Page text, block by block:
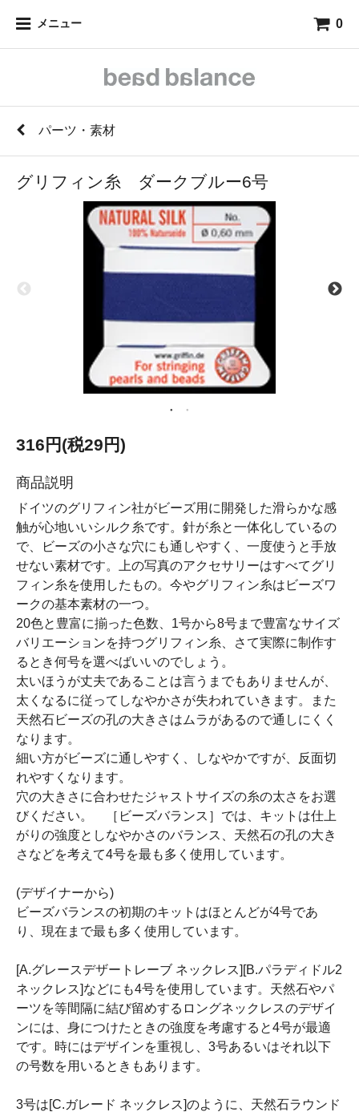
メニュー 0
パーツ・素材
グリフィン糸 ダークブルー6号
316円(税29円)
商品説明
ドイツのグリフィン社がビーズ用に開発した滑らかな感
触が心地いいシルク糸です。針が糸と一体化しているの
で、ビーズの小さな穴にも通しやすく、一度使うと手放
せない素材です。上の写真のアクセサリーはすべてグリ
フィン糸を使用したもの。今やグリフィン糸はビーズワ
ークの基本素材の一つ。
20色と豊富に揃った色数、1号から8号まで豊富なサイズ
バリエーションを持つグリフィン糸、さて実際に制作す
るとき何号を選べばいいのでしょう。
太いほうが丈夫であることは言うまでもありませんが、
太くなるに従ってしなやかさが失われていきます。また
天然石ビーズの孔の大きさはムラがあるので通しにくく
なります。
細い方がビーズに通しやすく、しなやかですが、反面切
れやすくなります。
穴の大きさに合わせたジャストサイズの糸の太さをお選
びください。 ［ビーズバランス］では、キットは仕上
がりの強度としなやかさのバランス、天然石の孔の大き
さなどを考えて4号を最も多く使用しています。
(デザイナーから)
ビーズバランスの初期のキットはほとんどが4号であ
り、現在まで最も多く使用しています。
[A.グレースデザートレーブ ネックレス][B.パラディドル2
ネックレス]などにも4号を使用しています。天然石やパ
ーツを等間隔に結び留めするロングネックレスのデザイ
ンには、身につけたときの強度を考慮すると4号が最適
です。時にはデザインを重視し、3号あるいはそれ以下
の号数を用いるときもあります。
3号は[C.ガレード ネックレス]のように、天然石ラウンド